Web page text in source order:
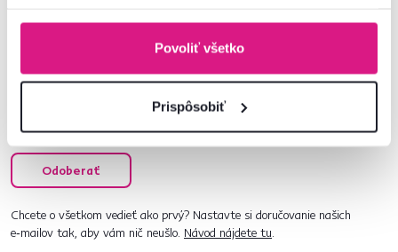
Povoliť všetko
Prispôsobiť
ponuky pre vaše bývanie.
Súhlasím s posielaním pravidelného newslettra
na uvedenú adresu.*
Odoberať
Chcete o všetkom vedieť ako prvý? Nastavte si doručovanie našich
e‑mailov tak, aby vám nič neušlo. Návod nájdete tu.